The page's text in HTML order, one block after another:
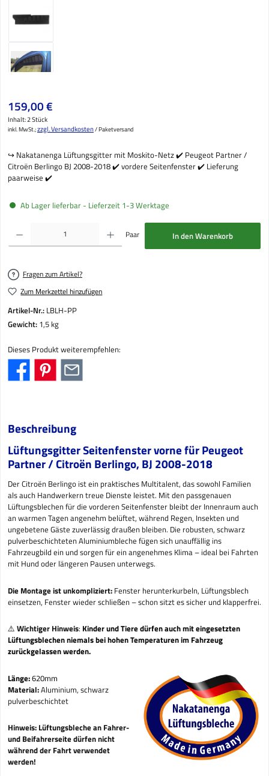
Regulärer Preis:
159,00 €
Inhalt:2 Stück
inkl. MwSt.;zzgl. Versandkosten/ Paketversand
↪️ Nakatanenga Lüftungsgitter mit Moskito-Netz ✔️ Peugeot Partner /
Citroën Berlingo BJ 2008-2018 ✔️ vordere Seitenfenster ✔️ Lieferung
paarweise ✔️
Ab Lager lieferbar - Lieferzeit 1-3 Werktage
Produkt Anzahl: Gib den gewünschten Wert ein oder benutze die Schaltflächen um die
Paar In den Warenkorb
Fragen zum Artikel?
Zum Merkzettel hinzufügen
Artikel-Nr.: LBLH-PP
Gewicht: 1,5 kg
Dieses Produkt weiterempfehlen:
Beschreibung
Lüftungsgitter Seitenfenster vorne für Peugeot
Partner / Citroën Berlingo, BJ 2008-2018
Der Citroën Berlingo ist ein praktisches Multitalent, das sowohl Familien
als auch Handwerkern treue Dienste leistet. Mit den passgenauen
Lüftungsblechen für die vorderen Seitenfenster bleibt der Innenraum auch
an warmen Tagen angenehm belüftet, während Regen, Insekten und
ungebetene Gäste zuverlässig draußen bleiben. Die robusten, schwarz
pulverbeschichteten Aluminiumbleche fügen sich unauffällig ins
Fahrzeugbild ein und sorgen für ein angenehmes Klima – ideal bei Fahrten
mit Hund oder längeren Pausen unterwegs.
Die Montage ist unkompliziert: Fenster herunterkurbeln, Lüftungsblech
einsetzen, Fenster wieder schließen – schon sitzt es sicher und klapperfrei.
⚠️ Wichtiger Hinweis: Kinder und Tiere dürfen auch mit eingesetzten
Lüftungsblechen niemals bei hohen Temperaturen im Fahrzeug
zurückgelassen werden.
Länge:620mm
Material:Aluminium, schwarz
pulverbeschichtet
Hinweis: Lüftungsbleche an Fahrer-
und Beifahrerseite dürfen nicht
während der Fahrt verwendet
werden!